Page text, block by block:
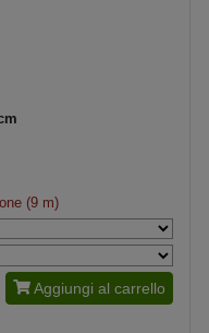
(9 m)
Aggiungi al carrello